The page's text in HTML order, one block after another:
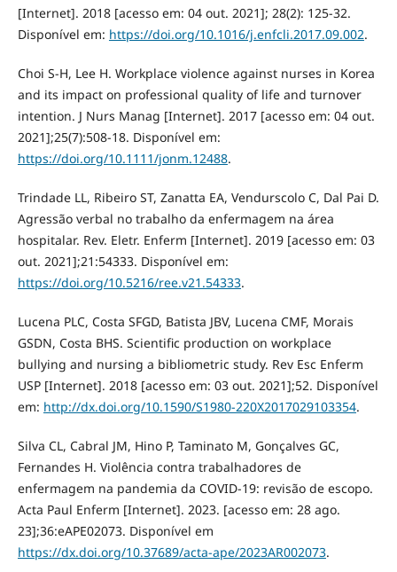
[Internet]. 2018 [acesso em: 04 out. 2021]; 28(2): 125-32.
Disponível em: https://doi.org/10.1016/j.enfcli.2017.09.002.
Choi S-H, Lee H. Workplace violence against nurses in Korea
and its impact on professional quality of life and turnover
intention. J Nurs Manag [Internet]. 2017 [acesso em: 04 out.
2021];25(7):508-18. Disponível em:
https://doi.org/10.1111/jonm.12488.
Trindade LL, Ribeiro ST, Zanatta EA, Vendurscolo C, Dal Pai D.
Agressão verbal no trabalho da enfermagem na área
hospitalar. Rev. Eletr. Enferm [Internet]. 2019 [acesso em: 03
out. 2021];21:54333. Disponível em:
https://doi.org/10.5216/ree.v21.54333.
Lucena PLC, Costa SFGD, Batista JBV, Lucena CMF, Morais
GSDN, Costa BHS. Scientific production on workplace
bullying and nursing a bibliometric study. Rev Esc Enferm
USP [Internet]. 2018 [acesso em: 03 out. 2021];52. Disponível
em: http://dx.doi.org/10.1590/S1980-220X2017029103354.
Silva CL, Cabral JM, Hino P, Taminato M, Gonçalves GC,
Fernandes H. Violência contra trabalhadores de
enfermagem na pandemia da COVID-19: revisão de escopo.
Acta Paul Enferm [Internet]. 2023. [acesso em: 28 ago.
23];36:eAPE02073. Disponível em
https://dx.doi.org/10.37689/acta-ape/2023AR002073.